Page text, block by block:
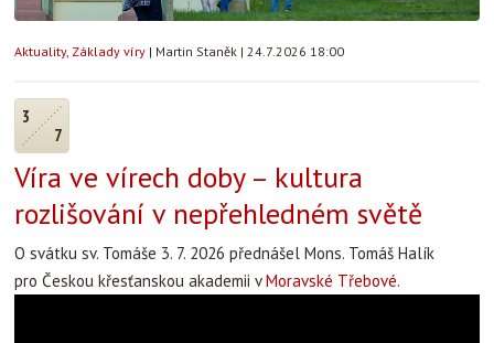
Aktuality, Základy víry | Martin Staněk | 24.7.2026 18:00
3
7
Víra ve vírech doby – kultura
rozlišování v nepřehledném světě
O svátku sv. Tomáše 3. 7. 2026 přednášel Mons. Tomáš Halík
pro Českou křesťanskou akademii vMoravské Třebové.